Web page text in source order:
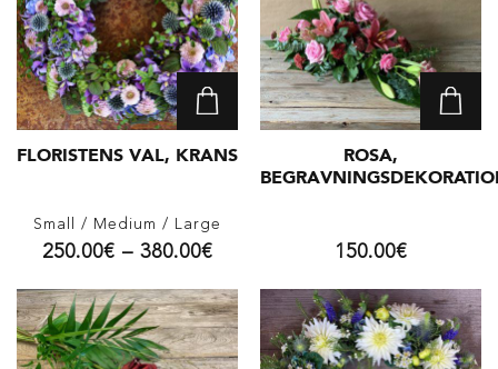
FLORISTENS VAL, KRANS
Small / Medium / Large
250.00€ – 380.00€
ROSA,
150.00€